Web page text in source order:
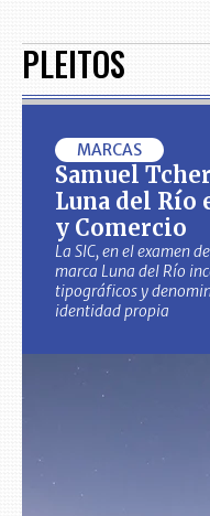
PLEITOS
MARCAS
Samuel
Luna del Río
y Comercio
La SIC, en el examen
marca Luna del Río
tipográficos y
identidad propia